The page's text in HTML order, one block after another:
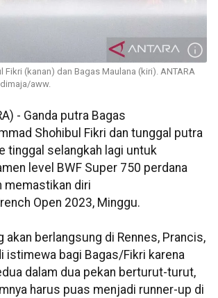
Fikri (kanan) dan Bagas Maulana (kiri). ANTARA
aww.
- Ganda putra Bagas
Shohibul Fikri dan tunggal putra
tinggal selangkah lagi untuk
level BWF Super 750 perdana
memastikan diri
Open 2023, Minggu.
akan berlangsung di Rennes, Prancis,
istimewa bagi Bagas/Fikri karena
dalam dua pekan berturut-turut,
harus puas menjadi runner-up di